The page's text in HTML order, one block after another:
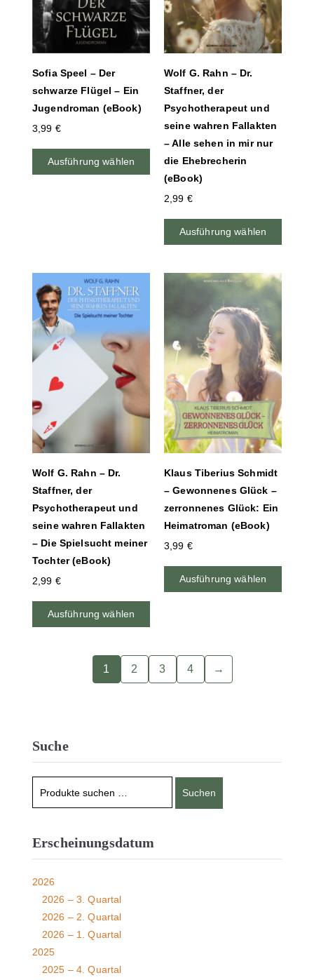
Sofia Speel – Der
schwarze Flügel – Ein
Jugendroman (eBook)
3,99 €
Ausführung wählen
Wolf G. Rahn – Dr.
Staffner, der
Psychotherapeut und
seine wahren Fallakten
– Alle sehen in mir nur
die Ehebrecherin
(eBook)
2,99 €
Ausführung wählen
Wolf G. Rahn – Dr.
Staffner, der
Psychotherapeut und
seine wahren Fallakten
– Die Spielsucht meiner
Tochter (eBook)
2,99 €
Ausführung wählen
Klaus Tiberius Schmidt
– Gewonnenes Glück –
zerronnenes Glück: Ein
Heimatroman (eBook)
3,99 €
Ausführung wählen
1 2 3 4 →
Suche
Suchen
Erscheinungsdatum
2026
2026 – 3. Quartal
2026 – 2. Quartal
2026 – 1. Quartal
2025
2025 – 4. Quartal